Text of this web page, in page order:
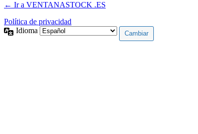
← Ir a VENTANASTOCK .ES
Política de privacidad
Idioma